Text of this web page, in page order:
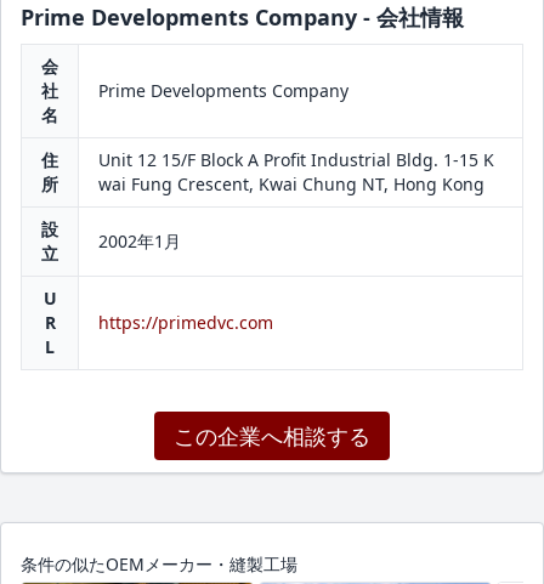
Prime Developments Company - 会社情報
会
社
名
Prime Developments Company
住
所
Unit 12 15/F Block A Profit Industrial Bldg. 1-15 K
wai Fung Crescent, Kwai Chung NT, Hong Kong
設
立
2002年1月
U
R
L
https://primedvc.com
この企業へ相談する
条件の似たOEMメーカー・縫製工場